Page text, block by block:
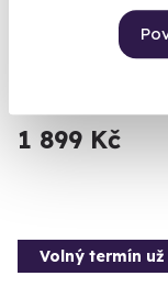
Z každé zbraně si
Bzenec
1 899 Kč
Volný termín už